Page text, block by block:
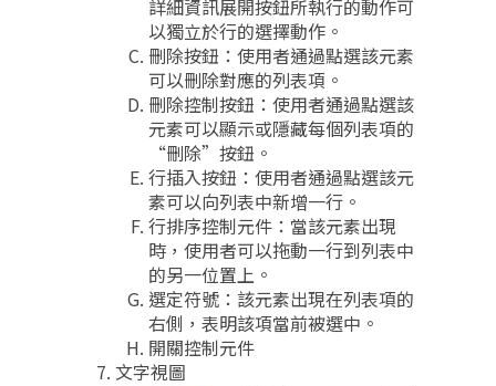
詳細資訊展開按鈕所執行的動作可
以獨立於行的選擇動作。
刪除按鈕：使用者通過點選該元素
可以刪除對應的列表項。
刪除控制按鈕：使用者通過點選該
元素可以顯示或隱藏每個列表項的
“刪除”按鈕。
行插入按鈕：使用者通過點選該元
素可以向列表中新增一行。
行排序控制元件：當該元素出現
時，使用者可以拖動一行到列表中
的另一位置上。
選定符號：該元素出現在列表項的
右側，表明該項當前被選中。
開關控制元件
文字視圖